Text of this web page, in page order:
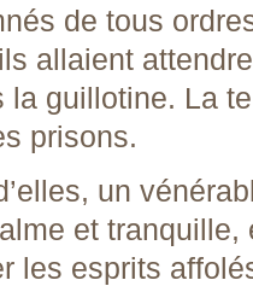
de tous
allaient
la guillotine. La
prisons.
un
et
les esprits